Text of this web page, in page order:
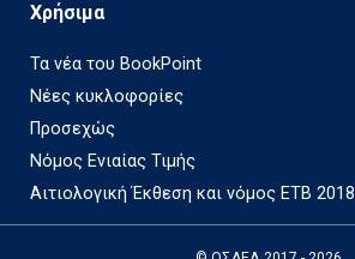
Χρήσιμα
Τα νέα του BookPoint
Νέες κυκλοφορίες
Προσεχώς
Νόμος Ενιαίας Τιμής
Αιτιολογική Έκθεση και νόμος ΕΤΒ 2018